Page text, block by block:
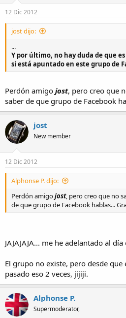
12 Dic 2012
jost dijo:
...
Y por último, no hay duda de que
si está apuntado en este grupo de
Perdón amigo jost, pero creo que
saber de que grupo de Facebook
jost
New member
12 Dic 2012
Alphonse P. dijo:
Perdón amigojost, pero creo que no
de que grupo de Facebook hablas...
JAJAJAJA... me he adelantado al
El grupo no existe, pero desde que
pasado eso 2 veces, jijiji.
Alphonse P.
Supermoderator,